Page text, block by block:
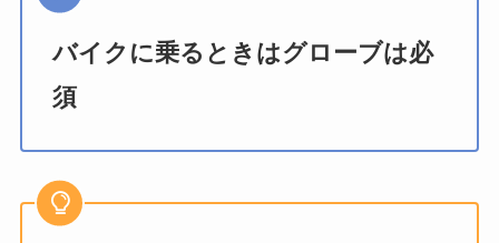
バイクに乗るときはグローブは必
須